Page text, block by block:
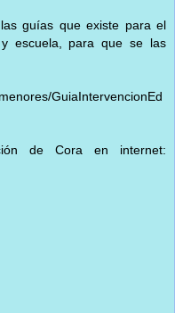
guías que existe para el
escuela, para que se las
GuiaIntervencionEd
de Cora en internet: